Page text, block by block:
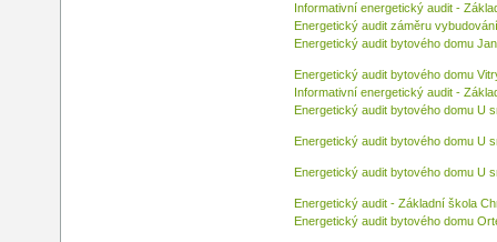
Informativní energetický audit -
Energetický audit záměru
Energetický audit bytového domu
Energetický audit bytového domu
Informativní energetický audit -
Energetický audit bytového domu U
Energetický audit bytového domu U
Energetický audit bytového domu U
Energetický audit - Základní škola
Energetický audit bytového domu